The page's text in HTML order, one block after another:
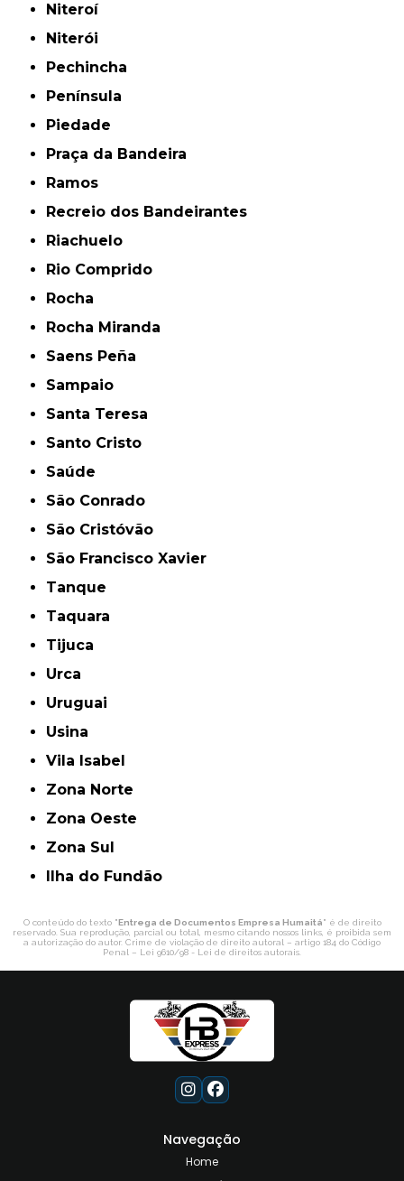
Niteroí
Niterói
Pechincha
Península
Piedade
Praça da Bandeira
Ramos
Recreio dos Bandeirantes
Riachuelo
Rio Comprido
Rocha
Rocha Miranda
Saens Peña
Sampaio
Santa Teresa
Santo Cristo
Saúde
São Conrado
São Cristóvão
São Francisco Xavier
Tanque
Taquara
Tijuca
Urca
Uruguai
Usina
Vila Isabel
Zona Norte
Zona Oeste
Zona Sul
ilha do Fundão
O conteúdo do texto "Entrega de Documentos Empresa Humaitá" é de direito
reservado. Sua reprodução, parcial ou total, mesmo citando nossos links, é proibida sem
a autorização do autor. Crime de violação de direito autoral – artigo 184 do Código
Penal – Lei 9610/98 - Lei de direitos autorais
Navegação
Home